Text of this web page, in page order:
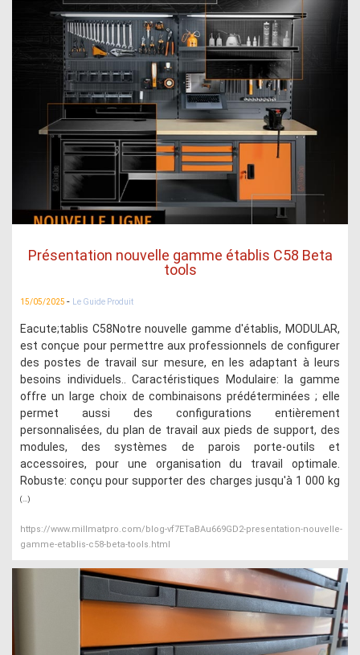
Présentation nouvelle gamme établis C58 Beta
tools
15/05/2025 - Le Guide Produit
Eacute;tablis C58Notre nouvelle gamme d'établis, MODULAR,
est conçue pour permettre aux professionnels de configurer
des postes de travail sur mesure, en les adaptant à leurs
besoins individuels.. Caractéristiques Modulaire: la gamme
offre un large choix de combinaisons prédéterminées ; elle
permet aussi des configurations entièrement
personnalisées, du plan de travail aux pieds de support, des
modules, des systèmes de parois porte-outils et
accessoires, pour une organisation du travail optimale.
Robuste: conçu pour supporter des charges jusqu'à 1 000 kg
(...)
https://www.millmatpro.com/blog-vf7ETaBAu669GD2-presentation-nouvelle-
gamme-etablis-c58-beta-tools.html